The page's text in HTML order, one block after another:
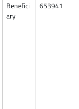
Benefici
ary
653941